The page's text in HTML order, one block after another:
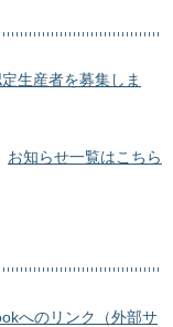
生産者を募集しま
お知らせ一覧はこちら
へのリンク（外部サ